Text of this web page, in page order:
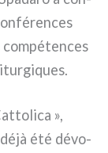
»,
été dévo­